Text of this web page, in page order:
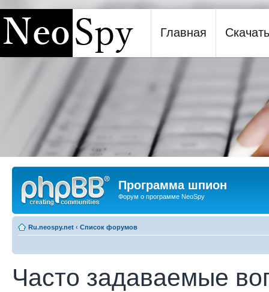
Программа шпион NeoSpy
Главная Скачать
Программа шпион
Форум о программе NeoSpy
Ru.neospy.net ‹ Список форумов
Часто задаваемые